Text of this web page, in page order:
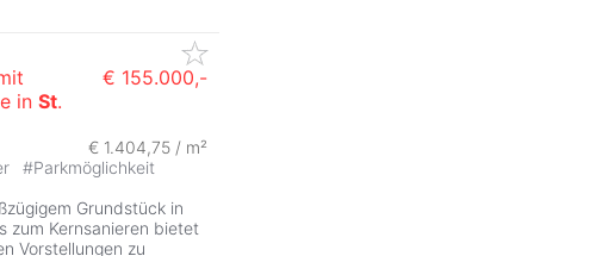
in St.
€ 155.000,-
€ 1.404,75 / m²
#Parkmöglichkeit
Grundstück in
zum Kernsanieren bietet
Vorstellungen zu